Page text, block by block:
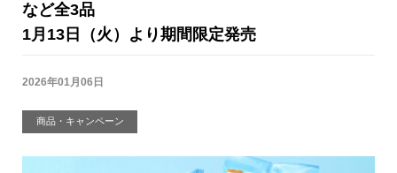
など全3品
1月13日（火）より期間限定発売
2026年01月06日
商品・キャンペーン